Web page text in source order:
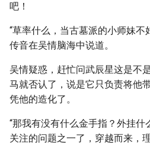
吧！
“草率什么，当古墓派的小师妹不
传音在吴情脑海中说道。
吴情疑惑，赶忙问武辰星这是不
马就否认了，说是它只负责将他
凭他的造化了。
“那我有没有什么金手指？外挂什
关注的问题之一了，穿越而来，